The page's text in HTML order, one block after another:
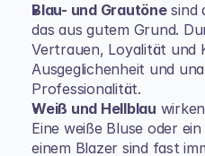
Blau- und Grautöne sind
das aus gutem Grund.
Vertrauen, Loyalität und
Ausgeglichenheit und
Professionalität.
Weiß und Hellblau
Eine weiße Bluse oder
einem Blazer sind fast